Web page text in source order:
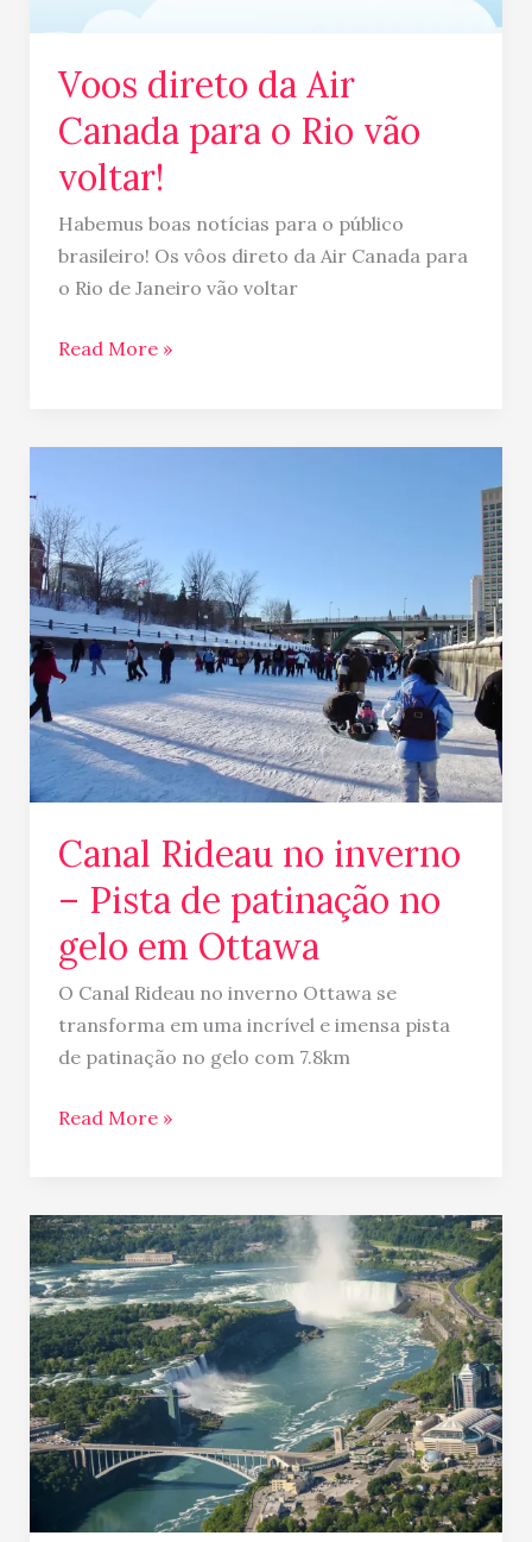
Voos direto da Air
Canada para o Rio vão
voltar!
Habemus boas notícias para o público
brasileiro! Os vôos direto da Air Canada para
o Rio de Janeiro vão voltar
vão
voltar!
Read More »
Canal Rideau no inverno
– Pista de patinação no
gelo em Ottawa
O Canal Rideau no inverno Ottawa se
transforma em uma incrível e imensa pista
de patinação no gelo com 7.8km
no
inverno
–
Pista
de
patinação
no
gelo
Read More »
Tour
para
Niagara
Falls
em
português
(Passeios
privativos
e
excursões)